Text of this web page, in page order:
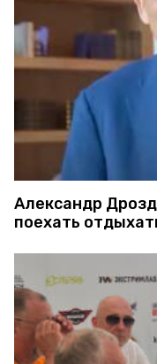
Александр
поехать